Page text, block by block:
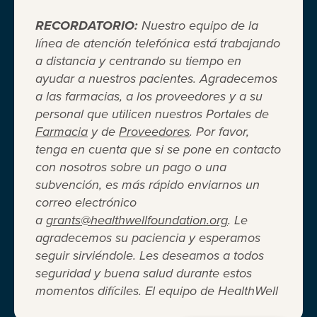
RECORDATORIO: Nuestro equipo de la
línea de atención telefónica está trabajando
a distancia y centrando su tiempo en
ayudar a nuestros pacientes. Agradecemos
a las farmacias, a los proveedores y a su
personal que utilicen nuestros Portales de
Farmacia y de Proveedores. Por favor,
tenga en cuenta que si se pone en contacto
con nosotros sobre un pago o una
subvención, es más rápido enviarnos un
correo electrónico
a grants@healthwellfoundation.org. Le
agradecemos su paciencia y esperamos
seguir sirviéndole. Les deseamos a todos
seguridad y buena salud durante estos
momentos difíciles. El equipo de HealthWell
Cuando el seguro médico no es
suficiente ®
Entidad 501(c)(3) independiente sin fines de lucro
que brinda asistencia financiera a adultos y niños
para cubrir el costo del coseguro de los
medicamentos recetados, copagos, deducibles,
primas de seguro médico y otros gastos médicos
directos de su bolsillo seleccionados.
Terms of Use Privacy Policy
Accessibility